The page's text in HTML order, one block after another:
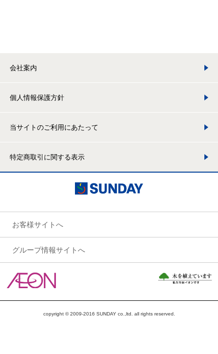
会社案内
個人情報保護方針
当サイトのご利用にあたって
特定商取引に関する表示
お客様サイトへ
グループ情報サイトへ
copyright © 2009-2016 SUNDAY co.,ltd. all rights reserved.